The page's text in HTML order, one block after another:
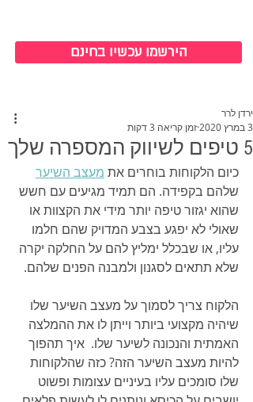
הירשמו עכשיו בחינם
5 טיפים לשיווק המספרה שלך
ירדן לרר
3 במרץ 2020
זמן קריאה 3 דקות
כיום הלקוחות בוחרים את מעצב השיער
שלהם בקפידה. הם תמיד מגיעים עם חשש
שהוא יגזור טיפה יותר מידי את הקצוות או
שאולי לא יפגע בצבע המדויק שהם חלמו
עליו, או שבכלל ימליץ להם על החלקה יקרה
שלא תתאים לסגנון ולמבנה הפנים שלהם.
הלקוח צריך לסמוך על מעצב השיער שלו
שיהיה מקצועי ביותר וייתן לו את ההמלצה
האמתית והנכונה לשיער שלו.  איך תהפוך
להיות מעצב השיער הזה? כזה שהלקוחות
שלו סומכים עליו בעיניים עצומות ופשוט